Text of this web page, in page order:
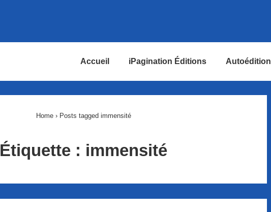
Accueil iPagination Éditions Autoédition
Home › Posts tagged immensité
Étiquette : immensité